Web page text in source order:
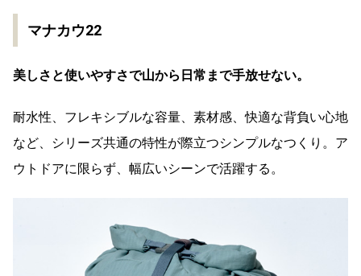
マナカウ22
美しさと使いやすさで山から日常まで手放せない。
耐水性、フレキシブルな容量、素材感、快適な背負い心地
など、シリーズ共通の特性が際立つシンプルなつくり。ア
ウトドアに限らず、幅広いシーンで活躍する。